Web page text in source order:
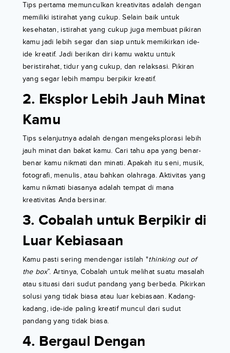
Tips pertama memunculkan kreativitas adalah dengan
memiliki istirahat yang cukup. Selain baik untuk
kesehatan, istirahat yang cukup juga membuat pikiran
kamu jadi lebih segar dan siap untuk memikirkan ide-
ide kreatif. Jadi berikan diri kamu waktu untuk
beristirahat, tidur yang cukup, dan relaksasi. Pikiran
yang segar lebih mampu berpikir kreatif.
2. Eksplor Lebih Jauh Minat
Kamu
Tips selanjutnya adalah dengan mengeksplorasi lebih
jauh minat dan bakat kamu. Cari tahu apa yang benar-
benar kamu nikmati dan minati. Apakah itu seni, musik,
fotografi, menulis, atau bahkan olahraga. Aktivitas yang
kamu nikmati biasanya adalah tempat di mana
kreativitas Anda bersinar.
3. Cobalah untuk Berpikir di
Luar Kebiasaan
Kamu pasti sering mendengar istilah "thinking out of
the box”. Artinya, Cobalah untuk melihat suatu masalah
atau situasi dari sudut pandang yang berbeda. Pikirkan
solusi yang tidak biasa atau luar kebiasaan. Kadang-
kadang, ide-ide paling kreatif muncul dari sudut
pandang yang tidak biasa.
4. Bergaul Dengan